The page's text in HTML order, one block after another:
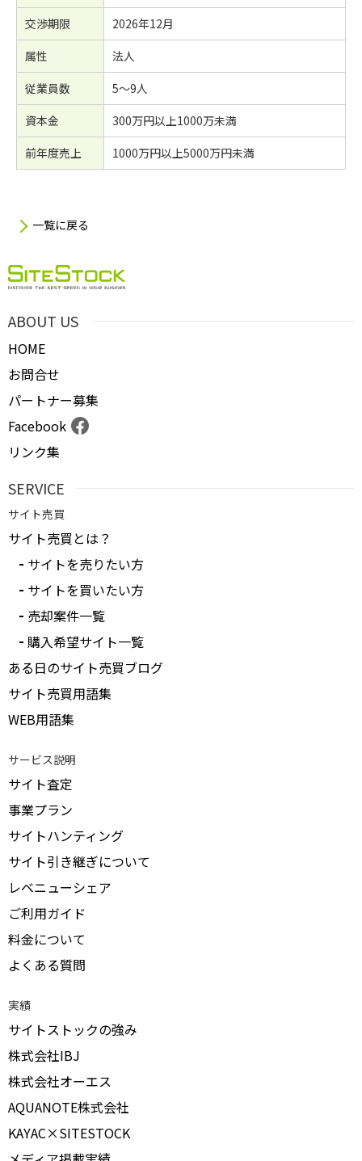
交渉期限
2026年12月
属性
法人
従業員数
5～9人
資本金
300万円以上1000万未満
前年度売上
1000万円以上5000万円未満
一覧に戻る
ABOUT US
HOME
お問合せ
パートナー募集
Facebook
リンク集
SERVICE
サイト売買
サイト売買とは？
サイトを売りたい方
サイトを買いたい方
売却案件一覧
購入希望サイト一覧
ある日のサイト売買ブログ
サイト売買用語集
WEB用語集
サービス説明
サイト査定
事業プラン
サイトハンティング
サイト引き継ぎについて
レベニューシェア
ご利用ガイド
料金について
よくある質問
実績
サイトストックの強み
株式会社IBJ
株式会社オーエス
AQUANOTE株式会社
KAYAC×SITESTOCK